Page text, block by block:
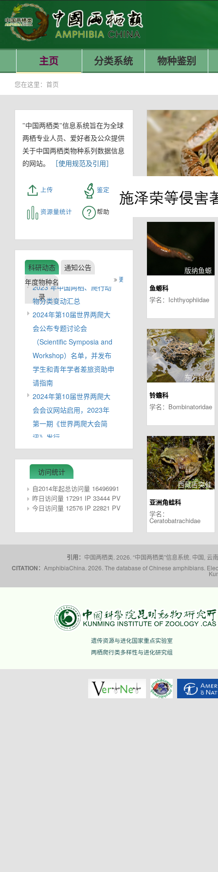
主页 分类系统 物种鉴别
您在这里： 首页
"中国两栖类"信息系统旨在为全球
两栖专业人员、爱好者及公众提供
关于中国两栖类物种系列数据信息
的网站。
［使用规范及引用］
上传 鉴定
资源量统计 帮助
科研动态
通知公告
年度物种名
录
更多
会2024 年芜湖学术研讨会
（第一轮通知）
2023 年中国两栖、爬行动
物分类变动汇总
2024年第10届世界两爬大
会公布专题讨论会
（Scientific Symposia and
Workshop）名单，并发布
学生和青年学者差旅资助申
请指南
2024年第10届世界两爬大
会会议网站启用，2023年
第一期《世界两爬大会简
讯》发行
他的爱情礼物是蟾和蛙，给
八旬妻子的遗嘱是努力工作
重要提醒：2023年大连两
爬会议缴费日期截至6 月
30 日
会2023年大连学术研讨会
2022 年中国两栖、爬行动
物分类变动总结
贵州和重庆地区发现两栖动
物3新种
中国动物学会两栖爬行学分
会2024 年芜湖学术研讨会
（第一轮通知）
2023 年中国两栖、爬行动
访问统计
自2014年起总访问量 16496991
PV昨日访问量 17291 IP 33444 PV
今日访问量 12576 IP 22821 PV
版纳鱼螈
鱼螈科
学名：Ichthyophiidae
东方铃蟾
铃蟾科
学名：Bombinatoridae
西藏舌突蛙
亚洲角蛙科
学名：
Ceratobatrachidae
引用： 中国两栖类. 2026. “中国两栖类”信息系统. 中国,
CITATION： AmphibiaChina. 2026. The database of Chinese amphibians.
遗传资源与进化国家重点实验室
两栖爬行类多样性与进化研究组